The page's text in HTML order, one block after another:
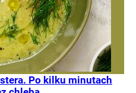
Po kilku minutach